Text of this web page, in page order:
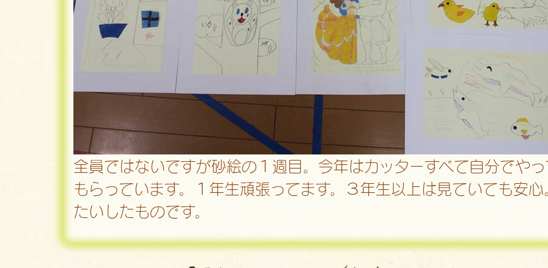
全員ではないですが砂絵の１週目。今年はカッターすべて自分でや
もらっています。１年生頑張ってます。３年生以上は見ていても安心
たいしたものです。